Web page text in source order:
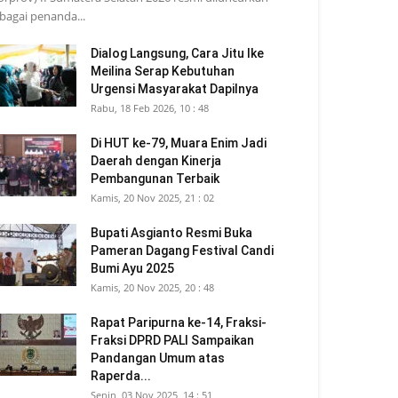
penanda...
Dialog Langsung, Cara Jitu Ike
Meilina Serap Kebutuhan
Urgensi Masyarakat Dapilnya
Rabu, 18 Feb 2026, 10 : 48
Di HUT ke-79, Muara Enim Jadi
Daerah dengan Kinerja
Pembangunan Terbaik
Kamis, 20 Nov 2025, 21 : 02
Bupati Asgianto Resmi Buka
Pameran Dagang Festival Candi
Bumi Ayu 2025
Kamis, 20 Nov 2025, 20 : 48
Rapat Paripurna ke-14, Fraksi-
Fraksi DPRD PALI Sampaikan
Pandangan Umum atas
Raperda...
Senin, 03 Nov 2025, 14 : 51